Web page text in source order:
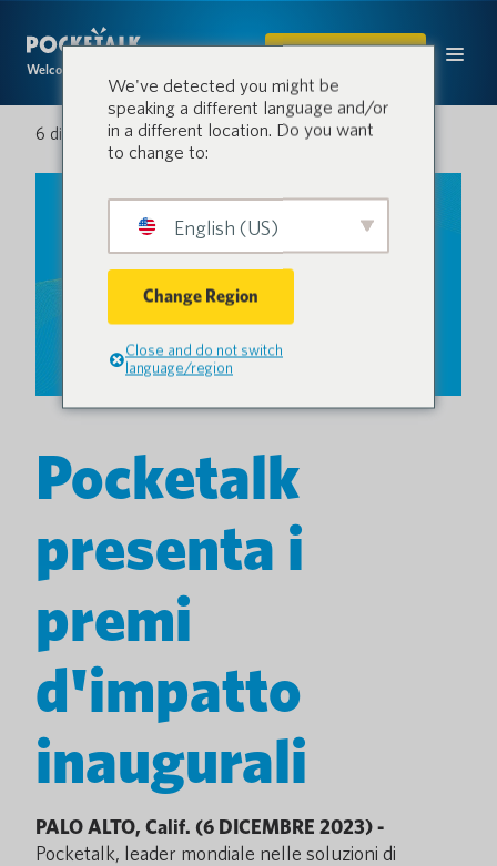
Welcome to the conversation.
ACQUISTARE
6 dicembre 2023
Pocketalk
presenta i
premi
d'impatto
inaugurali
PALO ALTO, Calif. (6 DICEMBRE 2023) -
Pocketalk, leader mondiale nelle soluzioni di
We've detected you might be
speaking a different language and/or
in a different location. Do you want
to change to:
English (US)
Change Region
Close and do not switch
language/region